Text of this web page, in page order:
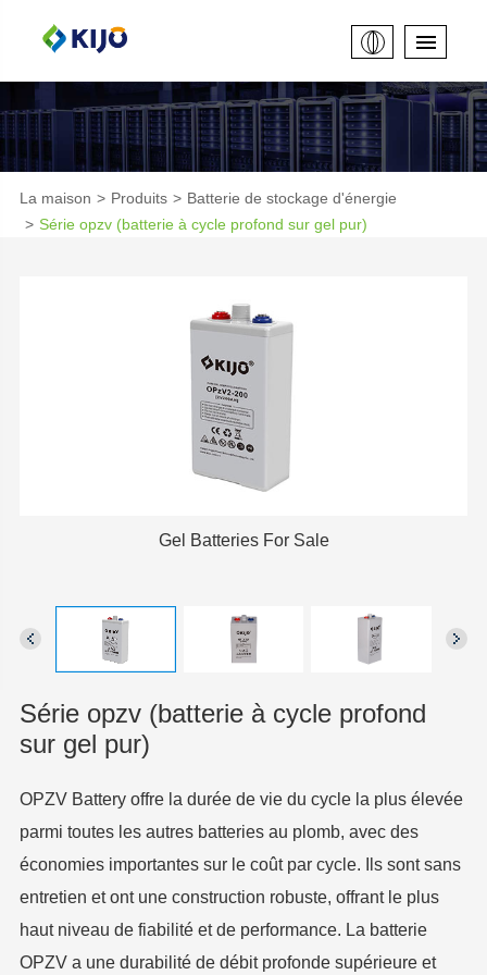
La maison Produits
Batterie de stockage d'énergie
Série opzv (batterie à cycle profond sur gel pur)
Gel Batteries For Sale
Série opzv (batterie à cycle profond
sur gel pur)
OPZV Battery offre la durée de vie du cycle la plus élevée
parmi toutes les autres batteries au plomb, avec des
économies importantes sur le coût par cycle. Ils sont sans
entretien et ont une construction robuste, offrant le plus
haut niveau de fiabilité et de performance. La batterie
OPZV a une durabilité de débit profonde supérieure et